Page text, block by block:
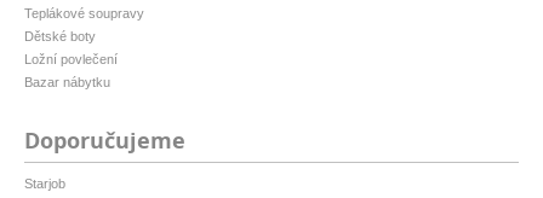
Teplákové soupravy
Dětské boty
Ložní povlečení
Bazar nábytku
Doporučujeme
Starjob